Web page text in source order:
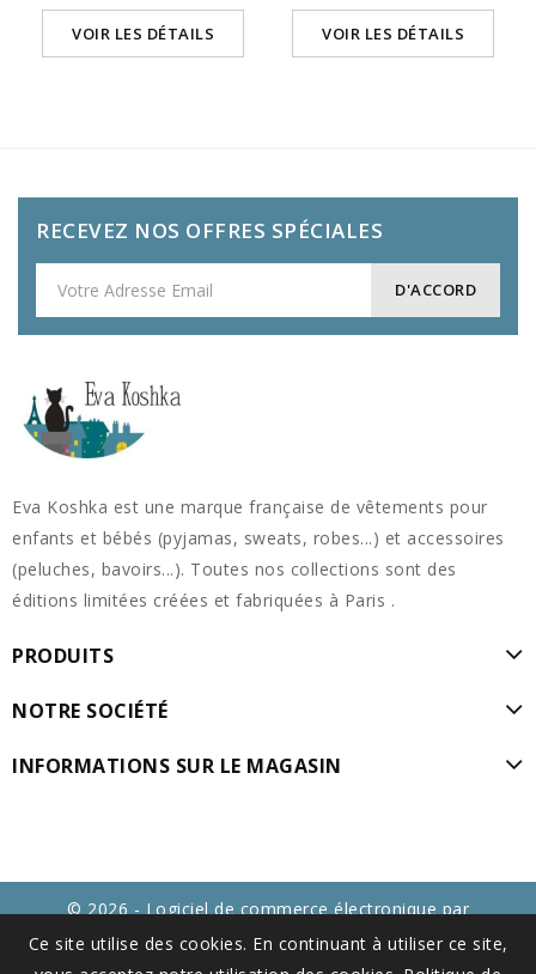
VOIR LES DÉTAILS VOIR LES DÉTAILS
RECEVEZ NOS OFFRES SPÉCIALES
Eva Koshka est une marque française de vêtements pour
enfants et bébés (pyjamas, sweats, robes...) et accessoires
(peluches, bavoirs...). Toutes nos collections sont des
éditions limitées créées et fabriquées à Paris .
PRODUITS
NOTRE SOCIÉTÉ
INFORMATIONS SUR LE MAGASIN
Ce site utilise des cookies. En continuant à utiliser ce site,
© 2026 - Logiciel de commerce électronique par
PrestaShop™